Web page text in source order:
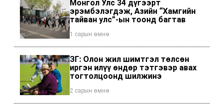
Монгол Улс 34 дүгээрт
эрэмбэлэгдэж, Азийн “Хамгийн
тайван улс”-ын тоонд багтав
1 сарын өмнө
ЗГ: Олон жил шимтгэл төлсөн
иргэн илүү өндөр тэтгэвэр авах
тогтолцоонд шилжинэ
2 сарын өмнө